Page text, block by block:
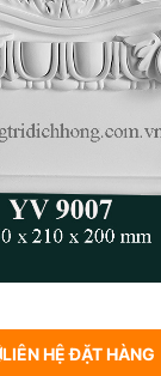
LIÊN HỆ ĐẶT HÀNG